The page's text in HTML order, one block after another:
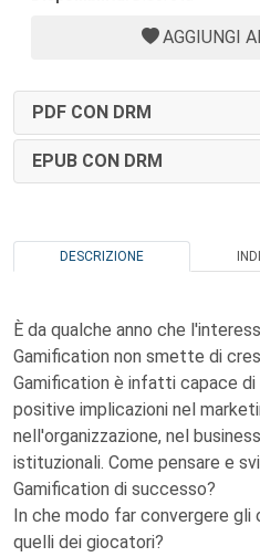
AGGIUNGI
PDF CON DRM
EPUB CON DRM
DESCRIZIONE
È da qualche anno che
Gamification non smette di
Gamification è infatti capace
positive implicazioni nel
nell'organizzazione, nel
istituzionali. Come pensare e
Gamification di successo?
In che modo far convergere
quelli dei giocatori?